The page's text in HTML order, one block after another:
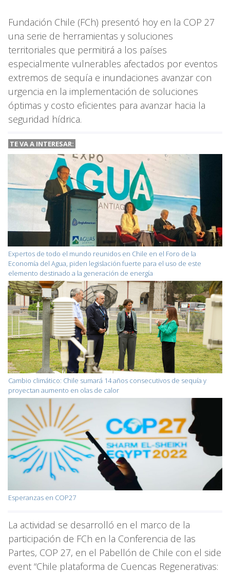
Fundación Chile (FCh) presentó hoy en la COP 27
una serie de herramientas y soluciones
territoriales que permitirá a los países
especialmente vulnerables afectados por eventos
extremos de sequía e inundaciones avanzar con
urgencia en la implementación de soluciones
óptimas y costo eficientes para avanzar hacia la
seguridad hídrica.
TE VA A INTERESAR:
Expertos de todo el mundo reunidos en Chile en el Foro de la
Economía del Agua, piden legislación fuerte para el uso de este
elemento destinado a la generación de energía
Cambio climático: Chile sumará 14 años consecutivos de sequía y
proyectan aumento en olas de calor
Esperanzas en COP27
La actividad se desarrolló en el marco de la
participación de FCh en la Conferencia de las
Partes, COP 27, en el Pabellón de Chile con el side
event “Chile plataforma de Cuencas Regenerativas: